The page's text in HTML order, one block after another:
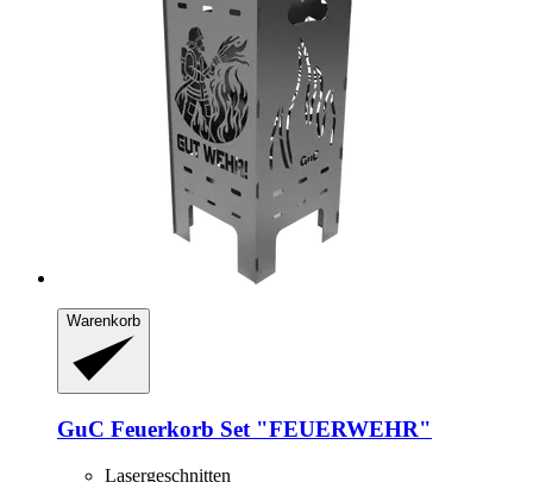
Warenkorb
GuC Feuerkorb Set "FEUERWEHR"
Lasergeschnitten